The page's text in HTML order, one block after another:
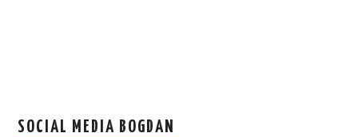
SOCIAL MEDIA BOGDAN